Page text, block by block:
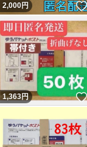
2,000円
1,363円